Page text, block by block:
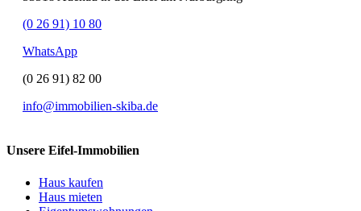
(0 26 91) 10 80
WhatsApp
(0 26 91) 82 00
info@immobilien-skiba.de
Unsere Eifel-Immobilien
Haus kaufen
Haus mieten